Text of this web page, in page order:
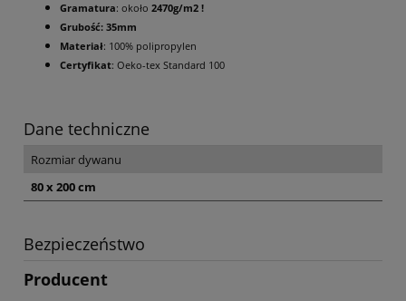
Gramatura: około 2470g/m2 !
Grubość: 35mm
Materiał: 100% polipropylen
Certyfikat: Oeko-tex Standard 100
Dane techniczne
Rozmiar dywanu
80 x 200 cm
Bezpieczeństwo
Producent